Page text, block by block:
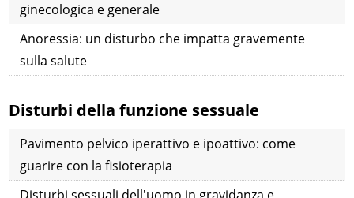
ginecologica e generale
Anoressia: un disturbo che impatta gravemente
sulla salute
Disturbi della funzione sessuale
Pavimento pelvico iperattivo e ipoattivo: come
guarire con la fisioterapia